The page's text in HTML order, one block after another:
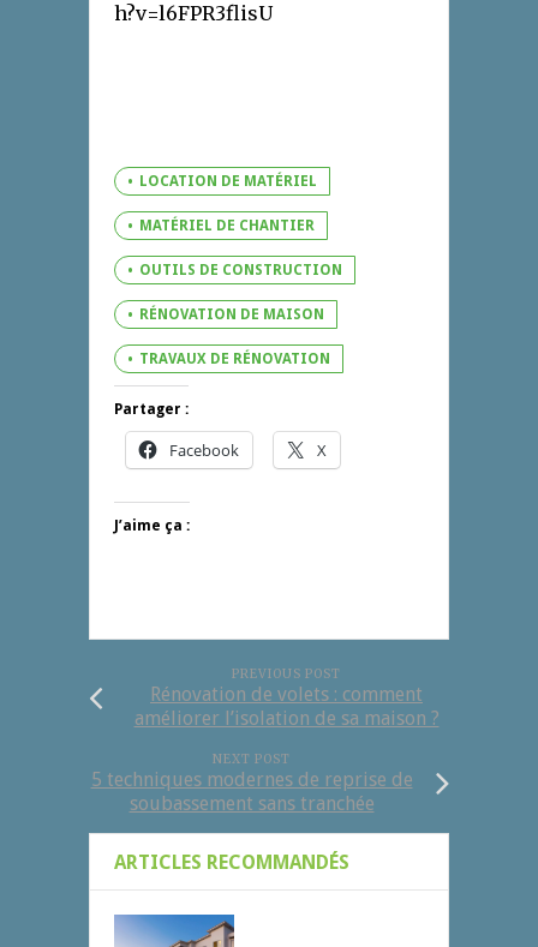
h?v=l6FPR3flisU
LOCATION DE MATÉRIEL
MATÉRIEL DE CHANTIER
OUTILS DE CONSTRUCTION
RÉNOVATION DE MAISON
TRAVAUX DE RÉNOVATION
Partager :
Facebook X
J’aime ça :
PREVIOUS POST
Rénovation de volets : comment
améliorer l’isolation de sa maison ?
NEXT POST
5 techniques modernes de reprise de
soubassement sans tranchée
ARTICLES RECOMMANDÉS